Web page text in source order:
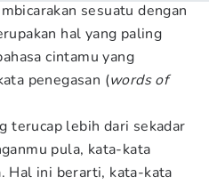
sesuatu dengan
hal yang paling
cintamu yang
penegasan (words of
terucap lebih dari sekadar
pula, kata-kata
Hal ini berarti, kata-kata